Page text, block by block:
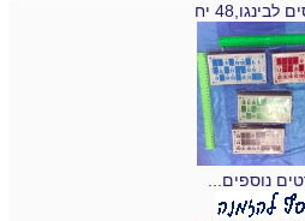
יח
נוספים...